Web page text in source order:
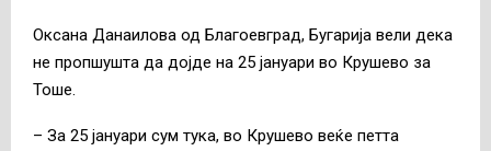
Оксана Данаилова од Благоевград, Бугарија вели дека
не пропшушта да дојде на 25 јануари во Крушево за
Тоше.
– За 25 јануари сум тука, во Крушево веќе петта